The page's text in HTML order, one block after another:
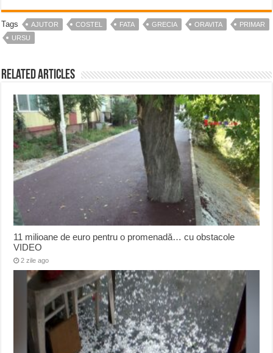
Tags AJUTOR COSTEL FATA GRECIA ORAVITA
PRIMAR
URSU
Related Articles
11 milioane de euro pentru o promenadă… cu obstacole
VIDEO
2 zile ago